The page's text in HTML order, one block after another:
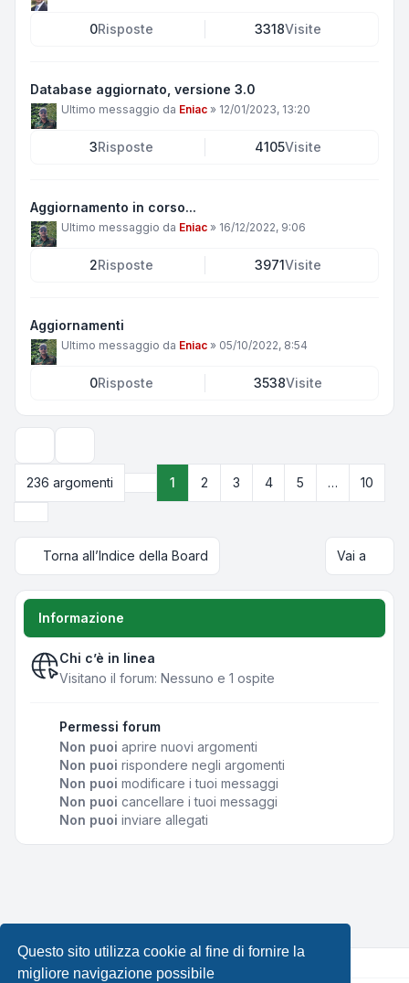
Questo sito utilizza cookie al fine di fornire la
migliore navigazione possibile
0Risposte 3318Visite
Database aggiornato, versione 3.0
Ultimo messaggio da Eniac » 12/01/2023, 13:20
3Risposte 4105Visite
Aggiornamento in corso...
Ultimo messaggio da Eniac » 16/12/2022, 9:06
2Risposte 3971Visite
Aggiornamenti
Ultimo messaggio da Eniac » 05/10/2022, 8:54
0Risposte 3538Visite
236 argomenti
Pagina di10
1 2 3 4 5 …
10
Torna all’Indice della Board Vai a
Informazione
Chi c’è in linea
Visitano il forum: Nessuno e 1 ospite
Permessi forum
Non puoi aprire nuovi argomenti
Non puoi rispondere negli argomenti
Non puoi modificare i tuoi messaggi
Non puoi cancellare i tuoi messaggi
Non puoi inviare allegati